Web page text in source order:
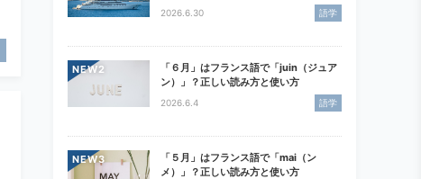
2026.6.30 語学
NEW
「６月」はフランス語で「juin（ジュア
ン）」？正しい読み方と使い方
2026.6.4 語学
NEW
「５月」はフランス語で「mai（ン
メ）」？正しい読み方と使い方